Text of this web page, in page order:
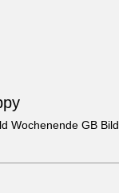
Wochenende GB Bild